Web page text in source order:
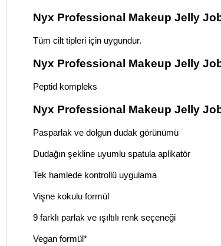
Nyx Professional Makeup Jelly
Tüm cilt tipleri için uygundur.
Nyx Professional Makeup Jelly
Peptid kompleks
Nyx Professional Makeup Jelly
Pasparlak ve dolgun dudak görünümü
Dudağın şekline uyumlu spatula aplikatör
Tek hamlede kontrollü uygulama
Vişne kokulu formül
9 farklı parlak ve ışıltılı renk seçeneği
Vegan formül*